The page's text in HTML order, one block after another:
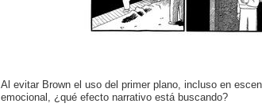
Al evitar Brown el uso del primer plano, incluso en
emocional, ¿qué efecto narrativo está buscando?